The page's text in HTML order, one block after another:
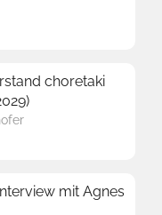
choretaki
mit Agnes